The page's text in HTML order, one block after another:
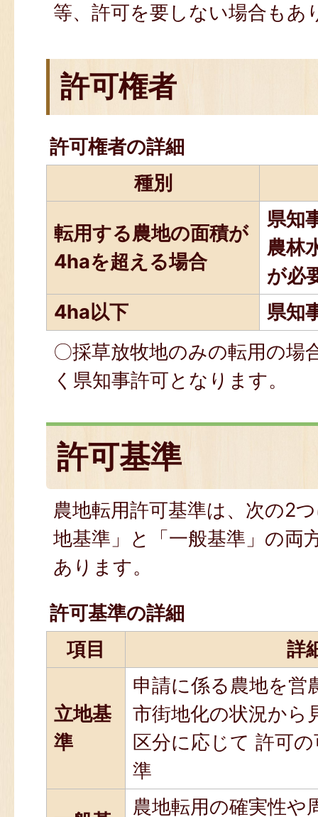
等、許可を要しない場合もあ
許可権者
許可権者の詳細
種別
転用する農地の面積が
4haを超える場合
県知
農林
が必
4ha以下
県知
〇採草放牧地のみの転用の場
く県知事許可となります。
許可基準
農地転用許可基準は、次の2
地基準」と「一般基準」の両
あります。
許可基準の詳細
項目
詳
立地基
準
申請に係る農地を営
市街地化の状況から
区分に応じて 許可
準
農地転用の確実性や